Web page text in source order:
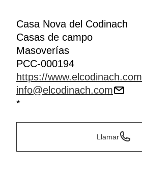
Casa Nova del Codinach
Casas de campo
Masoverías
PCC-000194
https://www.elcodinach.com
info@elcodinach.com
*
Llamar